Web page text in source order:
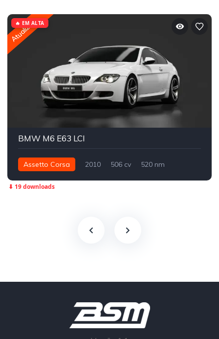
Atualizado
BMW M6 E63 LCI
Assetto Corsa 2010 506 cv
520 nm
🔥 EM ALTA
⬇ 19 downloads